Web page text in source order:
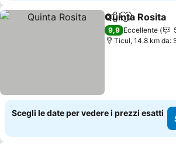
CondividiAggiungi ai
Quinta Rosita
9,9 Eccellente
Ticul, 14.8 km da:
Scegli le date per vedere i prezzi esatti